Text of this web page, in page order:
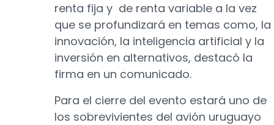
renta fija y de renta variable a la vez
que se profundizará en temas como, la
innovación, la inteligencia artificial y la
inversión en alternativos, destacó la
firma en un comunicado.
Para el cierre del evento estará uno de
los sobrevivientes del avión uruguayo